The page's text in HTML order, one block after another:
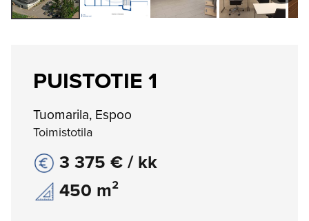
PUISTOTIE 1
Tuomarila, Espoo
Toimistotila
3 375 € / kk
450 m²